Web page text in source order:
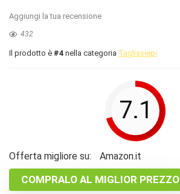
Aggiungi la tua recensione
432
Il prodotto è #4 nella categoria Tagliasiepi
7.1
Offerta migliore su: Amazon.it
COMPRALO AL MIGLIOR PREZZO